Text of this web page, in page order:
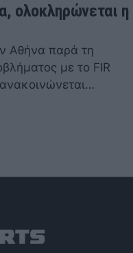
ολοκληρώνεται η
Αθήνα παρά τη
με το FIR